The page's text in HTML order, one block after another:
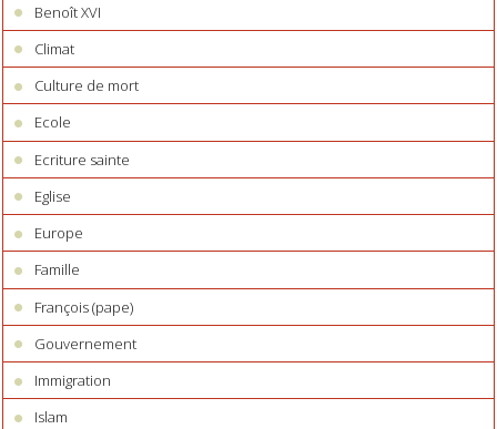
Benoît XVI
Climat
Culture de mort
Ecole
Ecriture sainte
Eglise
Europe
Famille
François (pape)
Gouvernement
Immigration
Islam